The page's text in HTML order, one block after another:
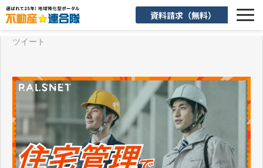
資料請求（無料）
選ばれる理由
機能一覧
入会後のサポート
お客様活用事例
ツイート